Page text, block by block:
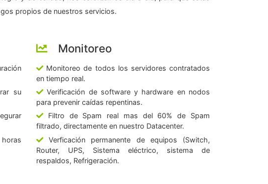
propios de nuestros servicios.
su
Monitoreo
Monitoreo de todos los servidores contratados
en tiempo real.
Verificación de software y hardware en nodos
para prevenir caídas repentinas.
Filtro de Spam real mas del 60% de Spam
filtrado, directamente en nuestro Datacenter.
Verficación permanente de equipos (Switch,
Router, UPS, Sistema eléctrico, sistema de
respaldos, Refrigeración.